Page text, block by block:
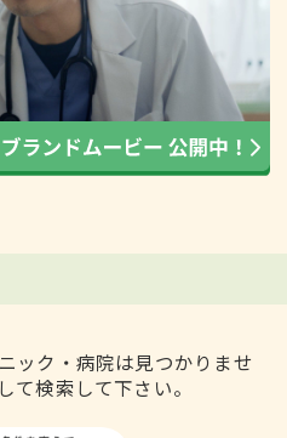
ック・病院は見つかりませ
て検索して下さい。